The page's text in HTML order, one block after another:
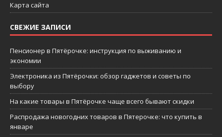
Карта сайта
СВЕЖИЕ ЗАПИСИ
Пенсионер в Пятёрочке: инструкция по выживанию и
экономии
Электроника из Пятёрочки: обзор гаджетов и советы по
выбору
На какие товары в Пятёрочке чаще всего бывают скидки
Распродажа новогодних товаров в Пятерочке: что купить в
январе